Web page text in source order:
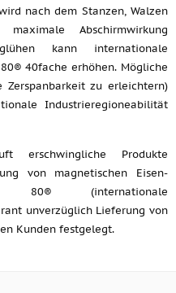
nach dem Stanzen, Walzen
Abschirmwirkung
kann internationale
40fache erhöhen. Mögliche
Zerspanbarkeit zu erleichtern)
Industrieregioneabilität
erschwingliche Produkte
von magnetischen Eisen-
80® (internationale
unverzüglich Lieferung von
Kunden festgelegt.